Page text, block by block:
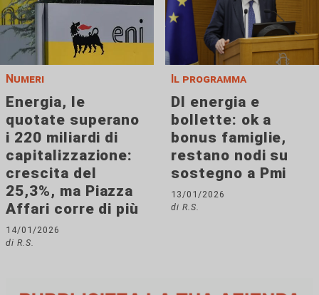
Numeri
Energia, le
quotate superano
i 220 miliardi di
capitalizzazione:
crescita del
25,3%, ma Piazza
Affari corre di più
14/01/2026
di R.S.
Il programma
Dl energia e
bollette: ok a
bonus famiglie,
restano nodi su
sostegno a Pmi
13/01/2026
di R.S.